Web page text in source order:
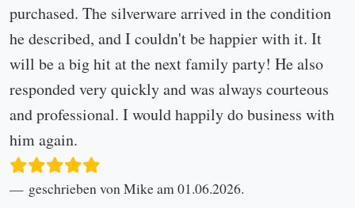
purchased. The silverware arrived in the condition
he described, and I couldn't be happier with it. It
will be a big hit at the next family party! He also
responded very quickly and was always courteous
and professional. I would happily do business with
him again.
geschrieben von Mike am 01.06.2026.